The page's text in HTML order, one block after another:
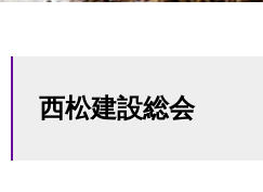
西松建設総会